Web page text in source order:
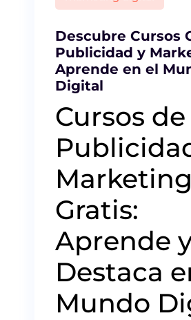
Descubre Cursos
Publicidad y
Aprende en el
Digital
Cursos de
Marketing
Gratis:
Aprende
Destaca
Mundo